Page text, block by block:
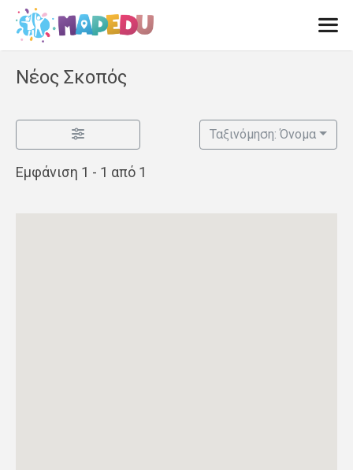
Μετάβαση
περιεχόμενο
Νέος Σκοπός
Εμφάνιση 1 - 1 από 1
Ταξινόμηση: Όνομα